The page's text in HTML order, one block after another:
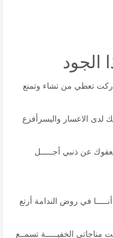
الجود
تعطي من تشاء وتمنع
لدى الاعسار واليسرأفزع
عن ذنبي أجـــــل
في روض الندامة أرتع
الخفيـــــة تسمــع